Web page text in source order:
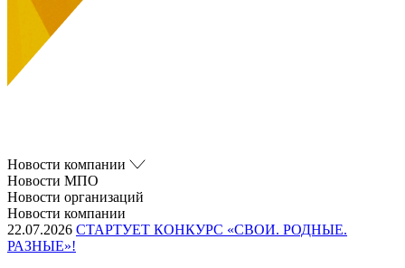
Новости компании
Новости МПО
Новости организаций
Новости компании
22.07.2026 СТАРТУЕТ КОНКУРС «СВОИ. РОДНЫЕ.
РАЗНЫЕ»!